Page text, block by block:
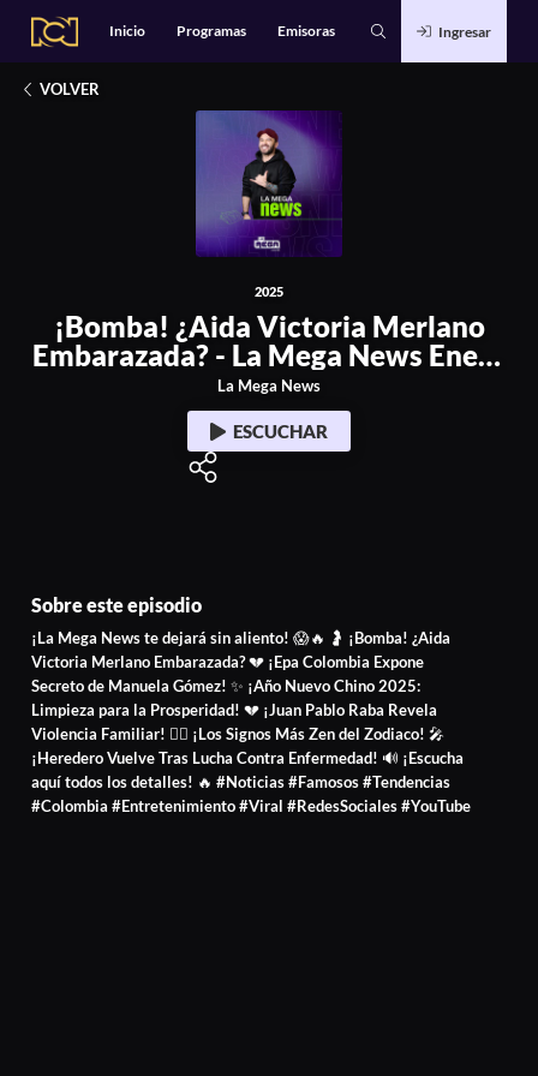
Inicio Programas Emisoras Ingresar
Catálogo
Deportes
Entretenimiento
Estilo de Vida
Música
Noticias
VOLVER
2025
¡Bomba! ¿Aida Victoria Merlano
Embarazada? - La Mega News Enero
12 de 2025
La Mega News
ESCUCHAR
¡Bomba! ¿Aida Victoria Merlano Embarazada? -
Sobre este episodio
¡La Mega News te dejará sin aliento! 😱🔥 🤰 ¡Bomba! ¿Aida
Victoria Merlano Embarazada? 💔 ¡Epa Colombia Expone
Secreto de Manuela Gómez! ✨ ¡Año Nuevo Chino 2025:
Limpieza para la Prosperidad! 💔 ¡Juan Pablo Raba Revela
Violencia Familiar! 🧘‍♀️ ¡Los Signos Más Zen del Zodiaco! 🎤
¡Heredero Vuelve Tras Lucha Contra Enfermedad! 🔊 ¡Escucha
aquí todos los detalles! 🔥 #Noticias #Famosos #Tendencias
#Colombia #Entretenimiento #Viral #RedesSociales #YouTube